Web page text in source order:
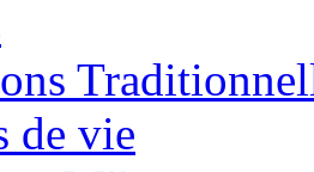
de vie